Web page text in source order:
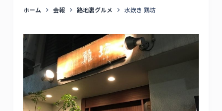
ホーム 会報 路地裏グルメ 水炊き 鶏坊